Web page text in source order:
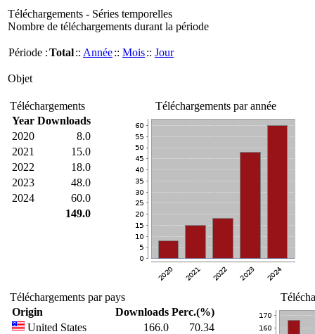
Téléchargements - Séries temporelles
Nombre de téléchargements durant la période
Période :Total:: Année:: Mois:: Jour
Objet
Téléchargements
Year Downloads
2020
8.0
2021
15.0
2022
18.0
2023
48.0
2024
60.0
149.0
Téléchargements par année
Téléchargements par pays
Origin
Downloads Perc.(%)
United States
166.0
70.34